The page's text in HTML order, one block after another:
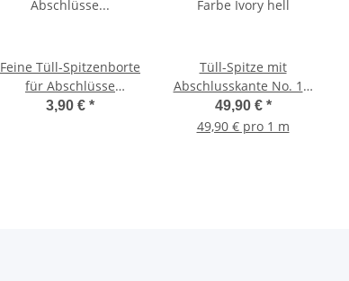
Feine Tüll-Spitzenborte
für Abschlüsse
(Couponware)
3,90 € *
Tüll-Spitze mit
Abschlusskante No. 14,
Farbe Ivory hell
49,90 € *
49,90 € pro 1 m